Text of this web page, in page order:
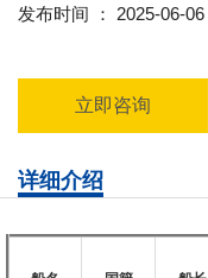
发布时间 ： 2025-06-06
立即咨询
详细介绍